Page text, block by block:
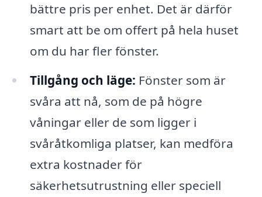
bättre pris per enhet. Det är därför
smart att be om offert på hela huset
om du har fler fönster.
Tillgång och läge: Fönster som är
svåra att nå, som de på högre
våningar eller de som ligger i
svåråtkomliga platser, kan medföra
extra kostnader för
säkerhetsutrustning eller speciell